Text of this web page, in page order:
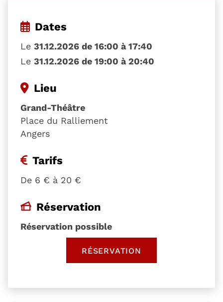
Dates
Le 31.12.2026 de 16:00 à 17:40
Le 31.12.2026 de 19:00 à 20:40
Lieu
Grand-Théâtre
Place du Ralliement
Angers
Tarifs
De 6 € à 20 €
Réservation
Réservation possible
RÉSERVATION, OUVRE UNE NOUVELLE